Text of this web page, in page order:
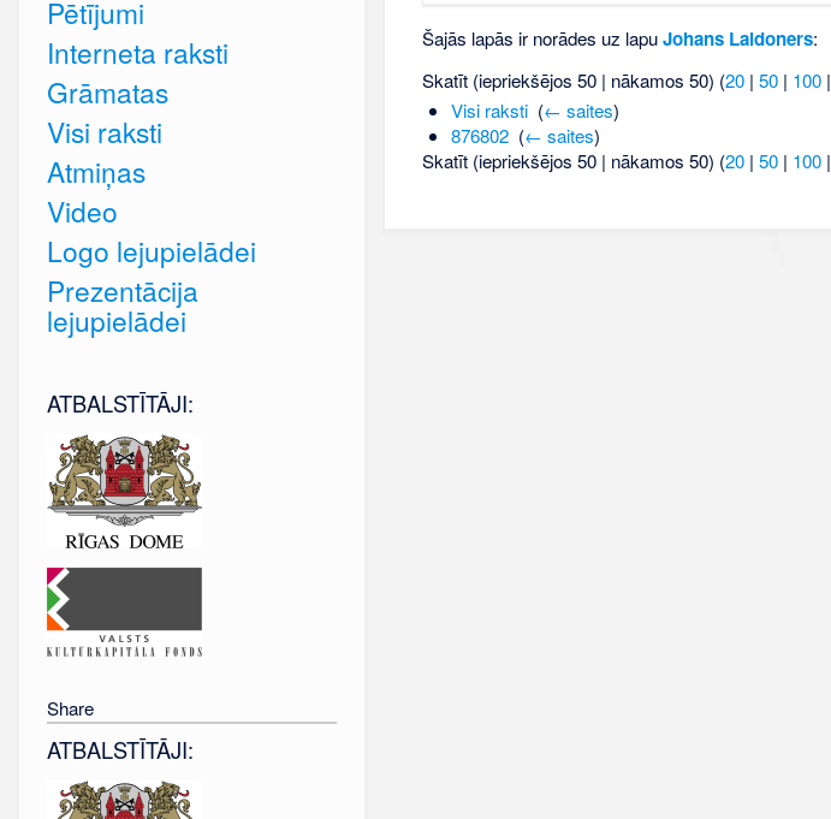
Šajās lapās ir norādes uz lapuJohans Laidoners:
Skatīt (iepriekšējos 50 | nākamos 50) (20| 50| 100|
Visi raksti‎ (← saites)
876802‎ (← saites)
Skatīt (iepriekšējos 50 | nākamos 50) (20| 50| 100|
Pētījumi
Interneta raksti
Grāmatas
Visi raksti
Atmiņas
Video
Logo lejupielādei
Prezentācija
lejupielādei
ATBALSTĪTĀJI:
Share
ATBALSTĪTĀJI: